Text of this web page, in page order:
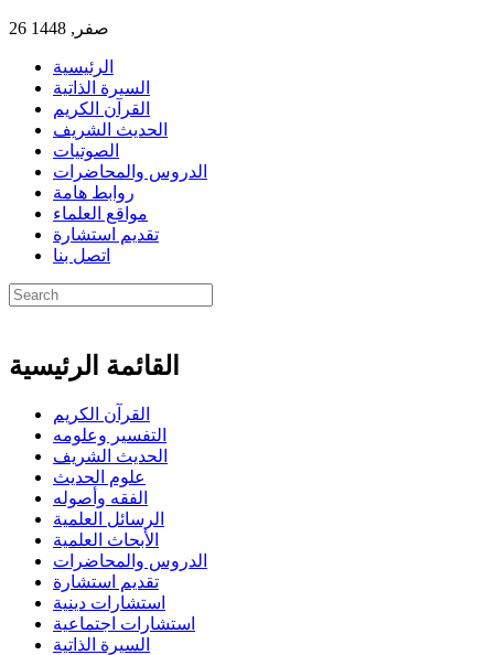
26 صفر, 1448
الرئيسية
السيرة الذاتية
القرآن الكريم
الحديث الشريف
الصوتيات
الدروس والمحاضرات
روابط هامة
مواقع العلماء
تقديم استشارة
اتصل بنا
القائمة الرئيسية
القرآن الكريم
التفسير وعلومه
الحديث الشريف
علوم الحديث
الفقه وأصوله
الرسائل العلمية
الأبحاث العلمية
الدروس والمحاضرات
تقديم استشارة
استشارات دينية
استشارات اجتماعية
السيرة الذاتية